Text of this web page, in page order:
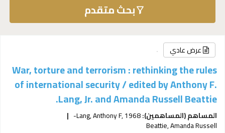
بحث متقدم
عرض عادي
War, torture and terrorism : rethinking the rules
of international security /edited by Anthony F.
Lang, Jr. and Amanda Russell Beattie.
المساهم (المساهمين): Lang, Anthony F, 1968-
Beattie, Amanda Russell